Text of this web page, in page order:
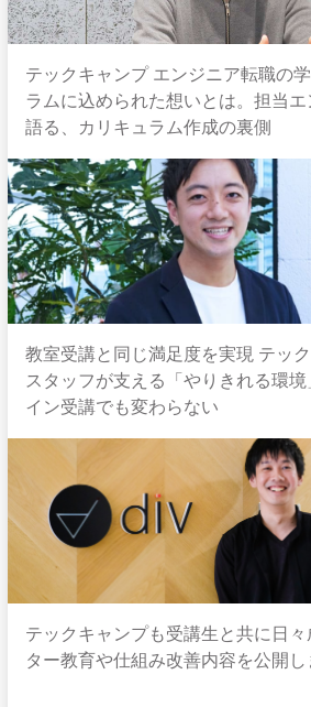
テックキャンプ エンジニア転職の
ラムに込められた想いとは。担当
語る、カリキュラム作成の裏側
教室受講と同じ満足度を実現 テッ
スタッフが支える「やりきれる環境
イン受講でも変わらない
テックキャンプも受講生と共に日々
ター教育や仕組み改善内容を公開し